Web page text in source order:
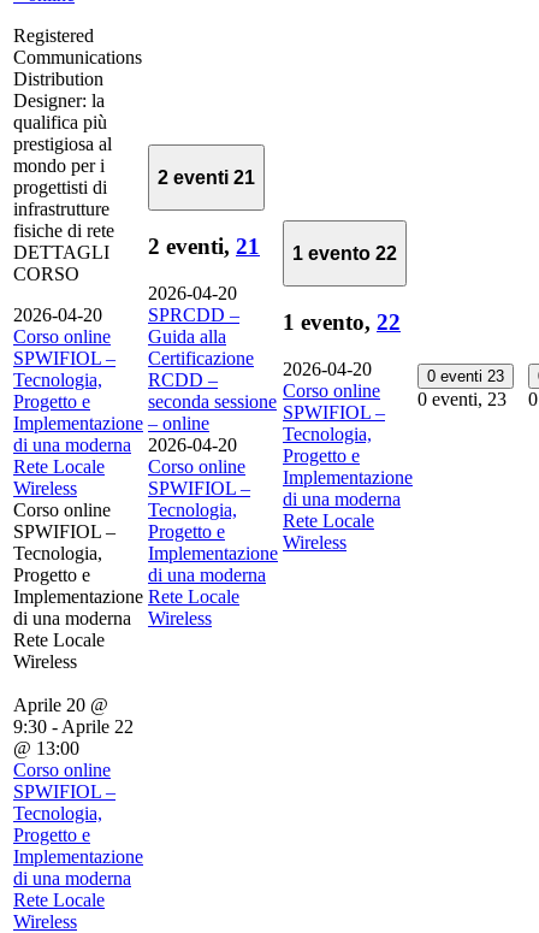
Registered
Communications
Distribution
Designer: la
qualifica più
prestigiosa al
mondo per i
progettisti di
infrastrutture
fisiche di rete
DETTAGLI
CORSO
2026-04-20
Corso online
SPWIFIOL –
Tecnologia,
Progetto e
Implementazione
di una moderna
Rete Locale
Wireless
Corso online
SPWIFIOL –
Tecnologia,
Progetto e
Implementazione
di una moderna
Rete Locale
Wireless
Aprile 20 @
9:30 - Aprile 22
@ 13:00
Corso online
SPWIFIOL –
Tecnologia,
Progetto e
Implementazione
di una moderna
Rete Locale
Wireless
2 eventi 21
2 eventi, 21
2026-04-20
SPRCDD –
Guida alla
Certificazione
RCDD –
seconda sessione
– online
2026-04-20
Corso online
SPWIFIOL –
Tecnologia,
Progetto e
Implementazione
di una moderna
Rete Locale
Wireless
1 evento 22
1 evento, 22
2026-04-20
Corso online
SPWIFIOL –
Tecnologia,
Progetto e
Implementazione
di una moderna
Rete Locale
Wireless
0 eventi 23
0 eventi, 23